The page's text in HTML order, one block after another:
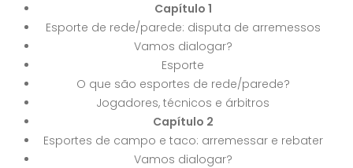
Capítulo 1
Esporte de rede/parede: disputa de arremessos
Vamos dialogar?
Esporte
O que são esportes de rede/parede?
Jogadores, técnicos e árbitros
Capítulo 2
Esportes de campo e taco: arremessar e rebater
Vamos dialogar?